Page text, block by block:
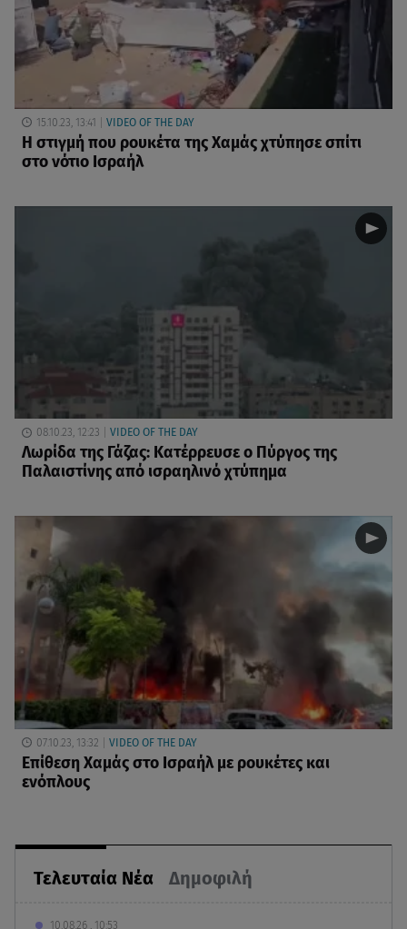
Τελευταία Νέα Δημοφιλή
10.08.26 , 10:53
15.10.23, 13:41 VIDEO OF THE DAY
H στιγμή που ρουκέτα της Χαμάς χτύπησε σπίτι
στο νότιο Ισραήλ
08.10.23, 12:23 VIDEO OF THE DAY
Λωρίδα της Γάζας: Κατέρρευσε ο Πύργος της
Παλαιστίνης από ισραηλινό χτύπημα
07.10.23, 13:32 VIDEO OF THE DAY
Επίθεση Χαμάς στο Ισραήλ με ρουκέτες και
ενόπλους